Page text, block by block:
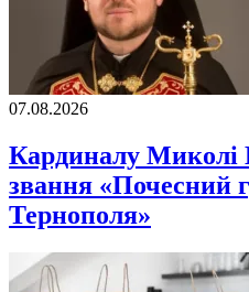
07.08.2026
Кардиналу Миколі
звання «Почесний
Тернополя»